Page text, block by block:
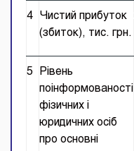
4
Чистий прибуток
(збиток), тис. грн.
5
Рівень
поінформованості
фізичних і
юридичних осіб
про основні